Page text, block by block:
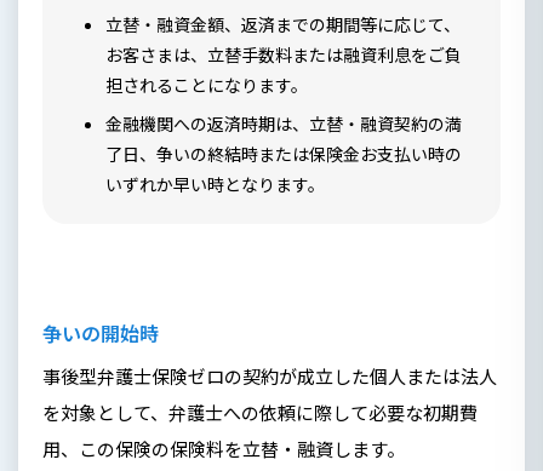
立替・融資金額、返済までの期間等に応じて、
お客さまは、立替手数料または融資利息をご負
担されることになります。
金融機関への返済時期は、立替・融資契約の満
了日、争いの終結時または保険金お支払い時の
いずれか早い時となります。
争いの開始時
事後型弁護士保険ゼロの契約が成立した個人または法人
を対象として、弁護士への依頼に際して必要な初期費
用、この保険の保険料を立替・融資します。